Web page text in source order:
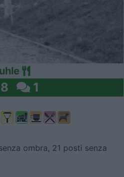
8 1
ombra, 21 posti senza